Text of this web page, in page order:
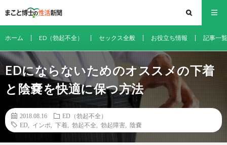
ホーム ED（勃起不全） セックス全般 お役立ち情報 記事一覧
EDにならないためのオススメの下着
と陰嚢を快適に保つ方法
2018.08.16
ED（勃起不全）
ED
インポ 下着 勃起不全 勃起障害 陰嚢